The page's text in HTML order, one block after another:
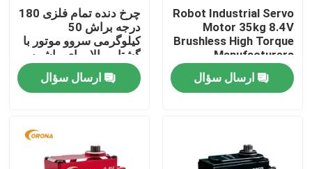
صفحه اصلی
Robot Industrial Servo
Motor 35kg 8.4V
Brushless High Torque
Manufacturers
BL1028HV
ارسال سؤال
چرخ دنده تمام فلزی 180
درجه براش 50
کیلوگرمی سروو موتور با
گشتاور بالا برای ماشین
مسابقه ای RC
BL1029HVارسال سؤال